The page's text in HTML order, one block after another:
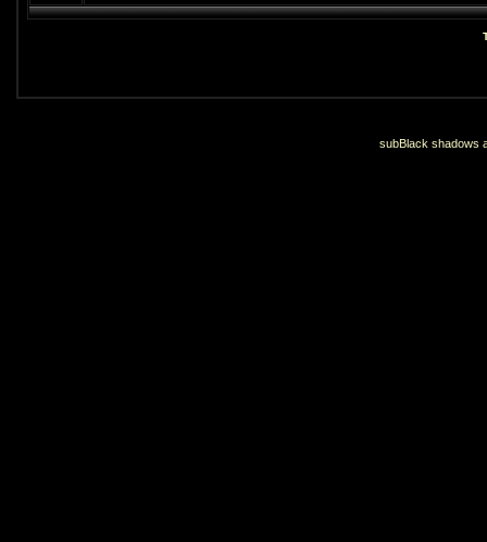
subBlack shadows